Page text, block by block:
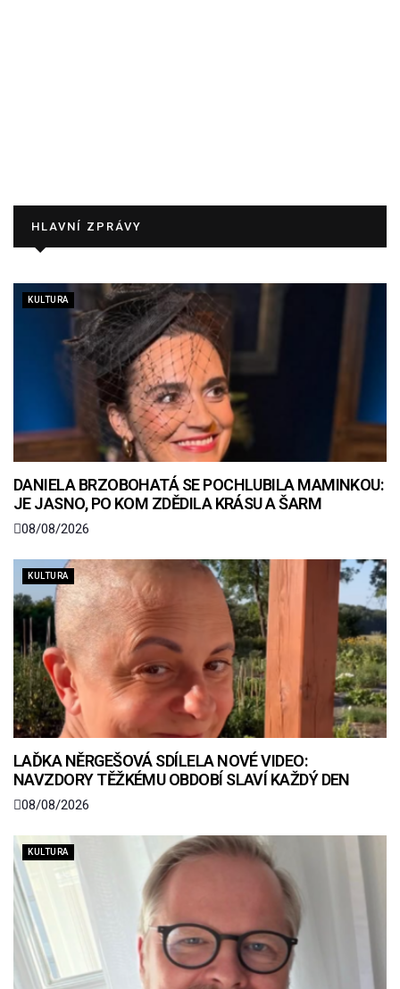
HLAVNÍ ZPRÁVY
KULTURA
DANIELA BRZOBOHATÁ SE POCHLUBILA MAMINKOU:
JE JASNO, PO KOM ZDĚDILA KRÁSU A ŠARM
08/08/2026
KULTURA
LAĎKA NĚRGEŠOVÁ SDÍLELA NOVÉ VIDEO:
NAVZDORY TĚŽKÉMU OBDOBÍ SLAVÍ KAŽDÝ DEN
08/08/2026
KULTURA